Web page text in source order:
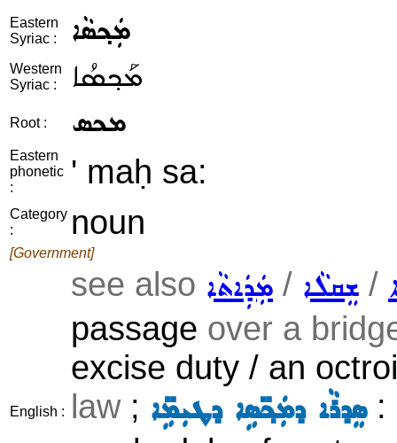
Eastern
Syriac :
ܡܲܟ݂ܣܵܐ
Western
Syriac :
ܡܰܟ݂ܣܳܐ
Root : ܡܟܣ
Eastern
phonetic
:
' maḥ sa:
Category
:
noun
[Government]
English :
see also ܡܲܕܲܐܬܵܐ / ܫܸܩܠܵܐ /
passage over a
excise duty / an
law; ܣܸܕܪܵܐ ܕܡܲܟ݂̈ܣܹܐ ܕܛܝܼܡܹ̈ܐ: